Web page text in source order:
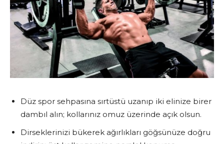
Düz spor sehpasına sırtüstü uzanıp iki elinize birer
dambıl alın; kollarınız omuz üzerinde açık olsun.
Dirseklerinizi bükerek ağırlıkları göğsünüze doğru